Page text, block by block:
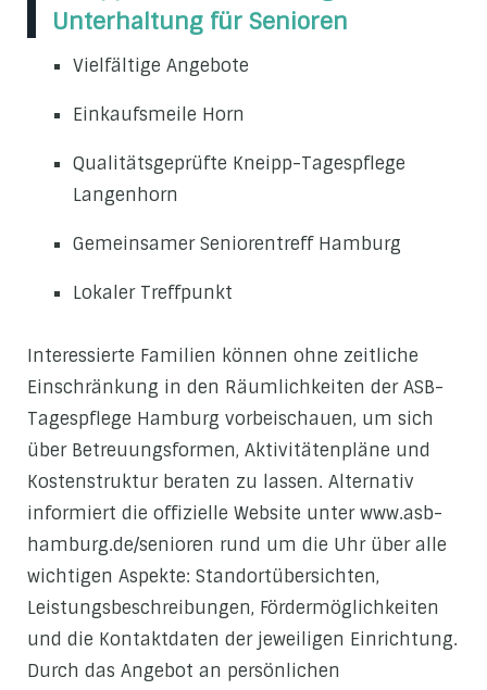
Unterhaltung für Senioren
Vielfältige Angebote
Einkaufsmeile Horn
Qualitätsgeprüfte Kneipp-Tagespflege
Langenhorn
Gemeinsamer Seniorentreff Hamburg
Lokaler Treffpunkt
Interessierte Familien können ohne zeitliche
Einschränkung in den Räumlichkeiten der ASB-
Tagespflege Hamburg vorbeischauen, um sich
über Betreuungsformen, Aktivitätenpläne und
Kostenstruktur beraten zu lassen. Alternativ
informiert die offizielle Website unter www.asb-
hamburg.de/senioren rund um die Uhr über alle
wichtigen Aspekte: Standortübersichten,
Leistungsbeschreibungen, Fördermöglichkeiten
und die Kontaktdaten der jeweiligen Einrichtung.
Durch das Angebot an persönlichen